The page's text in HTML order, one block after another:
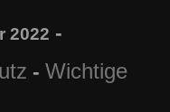
2022 -
- Wichtige